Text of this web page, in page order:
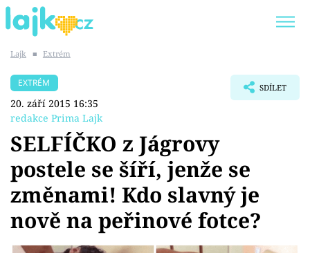
SHOPAHOLICADEL
Témata
Showbyznys
Youtubeři
Lajk ■ Extrém
EXTRÉM
20. září 2015 16:35
redakce Prima Lajk
SDÍLET
SELFÍČKO z Jágrovy
postele se šíří, jenže se
změnami! Kdo slavný je
nově na peřinové fotce?